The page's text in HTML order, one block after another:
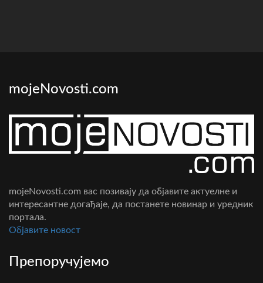
mojeNovosti.com
mojeNovosti.com вас позивају да објавите актуелне и
интересантне догађаје, да постанете новинар и уредник
портала.
Oбјавите новост
Препоручујемо